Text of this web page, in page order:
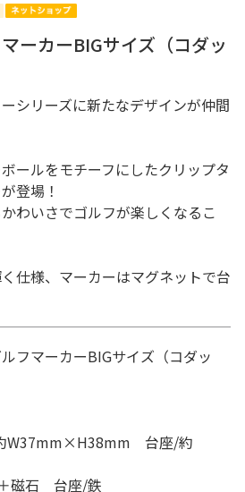
ーカーBIGサイズ（コダッ
シリーズに新たなデザインが仲間
ールをモチーフにしたクリップタ
登場！
わいさでゴルフが楽しくなるこ
仕様、マーカーはマグネットで台
フマーカーBIGサイズ（コダッ
W37mm×H38mm 台座/約
磁石 台座/鉄